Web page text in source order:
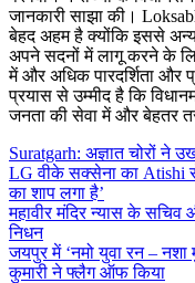
जानकारी साझा की।
बेहद अहम है क्योंकि इससे
अपने सदनों में लागू करने के
में और अधिक पारदर्शिता और
प्रयास से उम्मीद है कि
जनता की सेवा में और बेहतर
Suratgarh: अज्ञात चोरों ने
LG वीके सक्सेना का Atishi
का शाप लगा है’
महावीर मंदिर न्यास के सचिव
निधन
जयपुर में ‘नमो युवा रन –
कुमारी ने फ्लैग ऑफ किया